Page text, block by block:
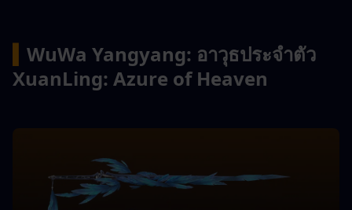
WuWa Yangyang: อาวุธประจำตัว
XuanLing: Azure of Heaven